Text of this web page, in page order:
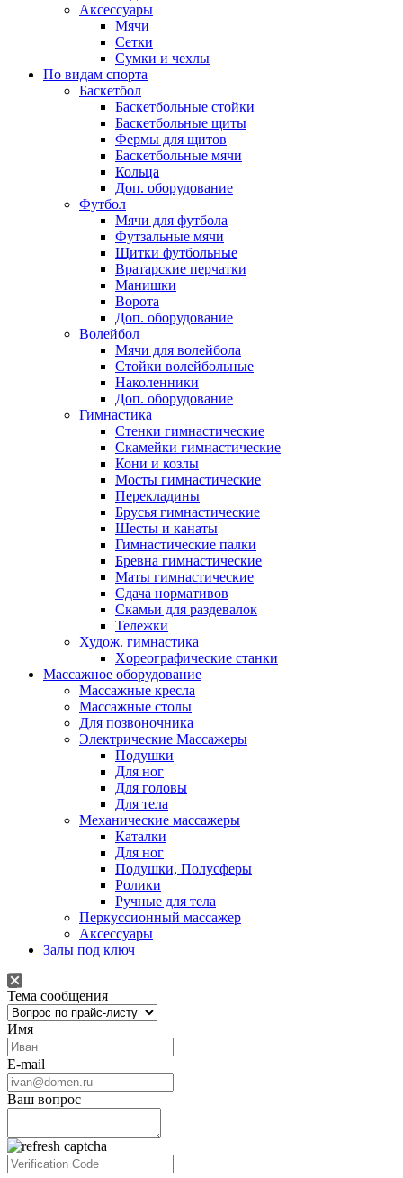
Аксессуары
Мячи
Сетки
Сумки и чехлы
По видам спорта
Баскетбол
Баскетбольные стойки
Баскетбольные щиты
Фермы для щитов
Баскетбольные мячи
Кольца
Доп. оборудование
Футбол
Мячи для футбола
Футзальные мячи
Щитки футбольные
Вратарские перчатки
Манишки
Ворота
Доп. оборудование
Волейбол
Мячи для волейбола
Стойки волейбольные
Наколенники
Доп. оборудование
Гимнастика
Стенки гимнастические
Скамейки гимнастические
Кони и козлы
Мосты гимнастические
Перекладины
Брусья гимнастические
Шесты и канаты
Гимнастические палки
Бревна гимнастические
Маты гимнастические
Сдача нормативов
Скамьи для раздевалок
Тележки
Худож. гимнастика
Xореографические станки
Массажное оборудование
Массажные кресла
Массажные столы
Для позвоночника
Электрические Массажеры
Подушки
Для ног
Для головы
Для тела
Механические массажеры
Каталки
Для ног
Подушки, Полусферы
Ролики
Ручные для тела
Перкуссионный массажер
Аксессуары
Залы под ключ
Тема сообщения
Имя
E-mail
Ваш вопрос